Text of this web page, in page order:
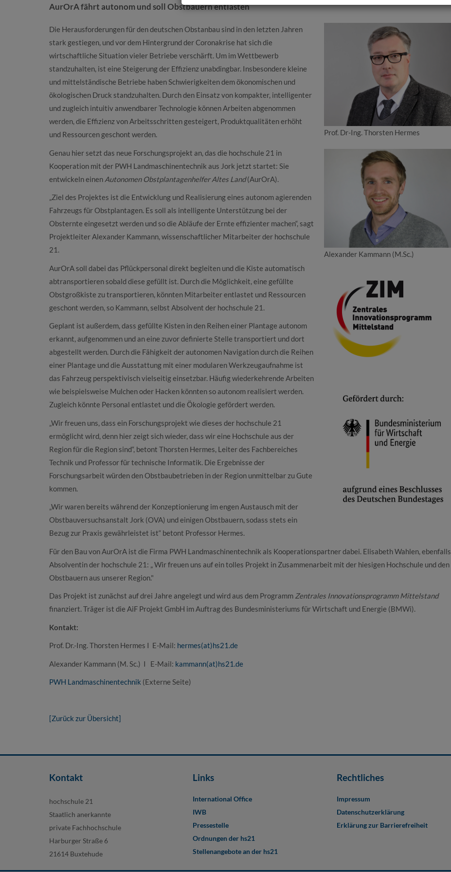
AurOrA fährt autonom und soll Obstbauern entlasten
Prof. Dr-Ing. Thorsten Hermes
Alexander Kammann (M.Sc.)
Die Herausforderungen für den deutschen Obstanbau sind in den letzten Jahren
stark gestiegen, und vor dem Hintergrund der Coronakrise hat sich die
wirtschaftliche Situation vieler Betriebe verschärft. Um im Wettbewerb
standzuhalten, ist eine Steigerung der Effizienz unabdingbar. Insbesondere kleine
und mittelständische Betriebe haben Schwierigkeiten dem ökonomischen und
ökologischen Druck standzuhalten. Durch den Einsatz von kompakter, intelligenter
und zugleich intuitiv anwendbarer Technologie können Arbeiten abgenommen
werden, die Effizienz von Arbeitsschritten gesteigert, Produktqualitäten erhöht
und Ressourcen geschont werden.
Genau hier setzt das neue Forschungsprojekt an, das die hochschule 21 in
Kooperation mit der PWH Landmaschinentechnik aus Jork jetzt startet: Sie
entwickeln einen Autonomen Obstplantagenhelfer Altes Land(AurOrA).
„Ziel des Projektes ist die Entwicklung und Realisierung eines autonom agierenden
Fahrzeugs für Obstplantagen. Es soll als intelligente Unterstützung bei der
Obsternte eingesetzt werden und so die Abläufe der Ernte effizienter machen“, sagt
Projektleiter Alexander Kammann, wissenschaftlicher Mitarbeiter der hochschule
21.
AurOrA soll dabei das Pflückpersonal direkt begleiten und die Kiste automatisch
abtransportieren sobald diese gefüllt ist. Durch die Möglichkeit, eine gefüllte
Obstgroßkiste zu transportieren, könnten Mitarbeiter entlastet und Ressourcen
geschont werden, so Kammann, selbst Absolvent der hochschule 21.
Geplant ist außerdem, dass gefüllte Kisten in den Reihen einer Plantage autonom
erkannt, aufgenommen und an eine zuvor definierte Stelle transportiert und dort
abgestellt werden. Durch die Fähigkeit der autonomen Navigation durch die Reihen
einer Plantage und die Ausstattung mit einer modularen Werkzeugaufnahme ist
das Fahrzeug perspektivisch vielseitig einsetzbar. Häufig wiederkehrende Arbeiten
wie beispielsweise Mulchen oder Hacken könnten so autonom realisiert werden.
Zugleich könnte Personal entlastet und die Ökologie gefördert werden.
„Wir freuen uns, dass ein Forschungsprojekt wie dieses der hochschule 21
ermöglicht wird, denn hier zeigt sich wieder, dass wir eine Hochschule aus der
Region für die Region sind“, betont Thorsten Hermes, Leiter des Fachbereiches
Technik und Professor für technische Informatik. Die Ergebnisse der
Forschungsarbeit würden den Obstbaubetrieben in der Region unmittelbar zu Gute
kommen.
„Wir waren bereits während der Konzeptionierung im engen Austausch mit der
Obstbauversuchsanstalt Jork (OVA) und einigen Obstbauern, sodass stets ein
Bezug zur Praxis gewährleistet ist“ betont Professor Hermes.
Für den Bau von AurOrA ist die Firma PWH Landmaschinentechnik als Kooperationspartner dabei. Elisabeth Wahlen, ebenfalls
Absolventin der hochschule 21: „ Wir freuen uns auf ein tolles Projekt in Zusammenarbeit mit der hiesigen Hochschule und den
Obstbauern aus unserer Region."
Das Projekt ist zunächst auf drei Jahre angelegt und wird aus dem Programm Zentrales Innovationsprogramm Mittelstand
finanziert. Träger ist die AiF Projekt GmbH im Auftrag des Bundesministeriums für Wirtschaft und Energie (BMWi).
Kontakt:
Prof. Dr.-Ing. Thorsten Hermes I E-Mail: hermes(at)hs21.de
Alexander Kammann (M. Sc.) I E-Mail: kammann(at)hs21.de
PWH Landmaschinentechnik (Externe Seite)
[Zurück zur Übersicht]
Kontakt
hochschule 21
Staatlich anerkannte
private Fachhochschule
Harburger Straße 6
21614 Buxtehude
Links
International Office
IWB
Pressestelle
Ordnungen der hs21
Stellenangebote an der hs21
Rechtliches
Impressum
Datenschutzerklärung
Erklärung zur Barrierefreiheit